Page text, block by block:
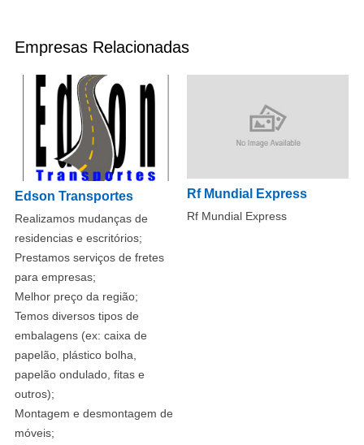
Empresas Relacionadas
Edson Transportes
Realizamos mudanças de
residencias e escritórios;
Prestamos serviços de fretes
para empresas;
Melhor preço da região;
Temos diversos tipos de
embalagens (ex: caixa de
papelão, plástico bolha,
papelão ondulado, fitas e
outros);
Montagem e desmontagem de
móveis;
Rf Mundial Express
Rf Mundial Express